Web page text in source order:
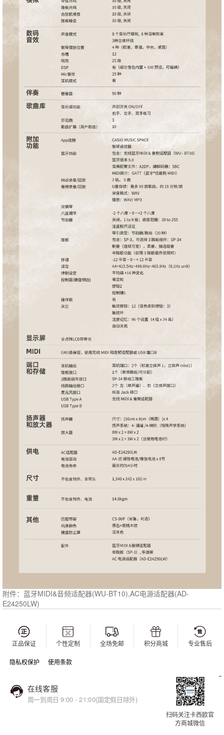
附件： 蓝牙MIDI&音频适配器(WU-BT10),AC电源适配器(AD-
E24250LW)
正品保证 个性定制 全场免邮 积分商城 专业售后
隐私权保护 使用条款
在线客服
周一到周日 9:00 - 21:00(国定假日除外)
扫码关注卡西欧官
方商城微信